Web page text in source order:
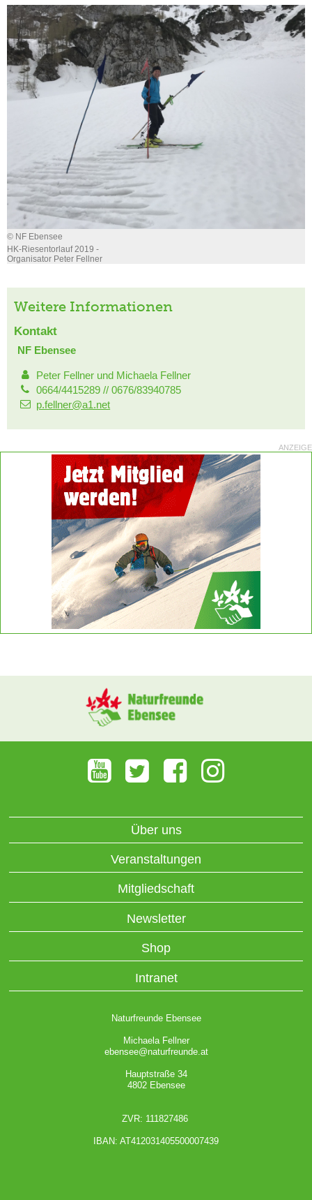
© NF Ebensee
HK-Riesentorlauf 2019 -
Organisator Peter Fellner
Weitere Informationen
Kontakt
NF Ebensee
Peter Fellner und Michaela Fellner
0664/4415289 // 0676/83940785
p.fellner@a1.net
ANZEIGE
Über uns
Veranstaltungen
Mitgliedschaft
Newsletter
Shop
Intranet
Naturfreunde Ebensee
Michaela Fellner
ebensee@naturfreunde.at
Hauptstraße 34
4802 Ebensee
ZVR: 111827486
IBAN: AT412031405500007439